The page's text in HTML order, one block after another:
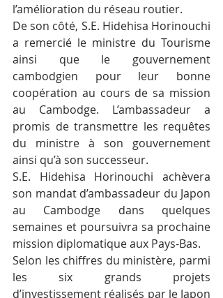
l’amélioration du réseau routier.
De son côté, S.E. Hidehisa Horinouchi
a remercié le ministre du Tourisme
ainsi que le gouvernement
cambodgien pour leur bonne
coopération au cours de sa mission
au Cambodge. L’ambassadeur a
promis de transmettre les requêtes
du ministre à son gouvernement
ainsi qu’à son successeur.
S.E. Hidehisa Horinouchi achèvera
son mandat d’ambassadeur du Japon
au Cambodge dans quelques
semaines et poursuivra sa prochaine
mission diplomatique aux Pays-Bas.
Selon les chiffres du ministère, parmi
les six grands projets
d’investissement réalisés par le Japon